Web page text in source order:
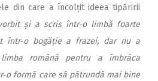
din care a încolțit ideea tipăririi
și a scris într‑o limbă foarte
într‑o bogăție a frazei, dar nu a
română pentru a îmbrăca
formă care să pătrundă mai bine